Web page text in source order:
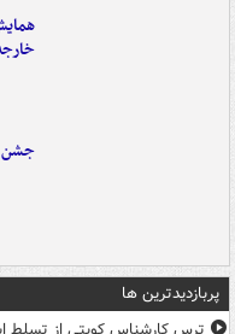
جشن
پربازدیدترین ها